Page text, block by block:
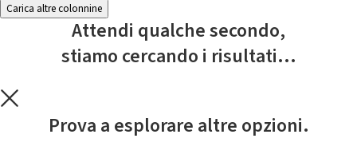
Carica altre colonnine
Attendi qualche secondo,
stiamo cercando i risultati...
Prova a esplorare altre opzioni.